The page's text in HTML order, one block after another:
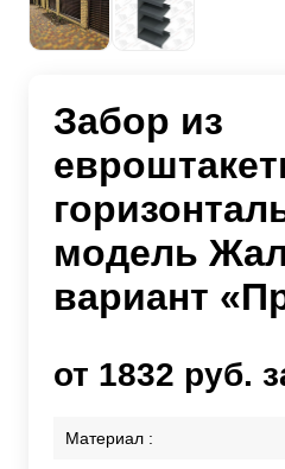
Забор из
модель
вариант
от 1832 руб.
Материал :